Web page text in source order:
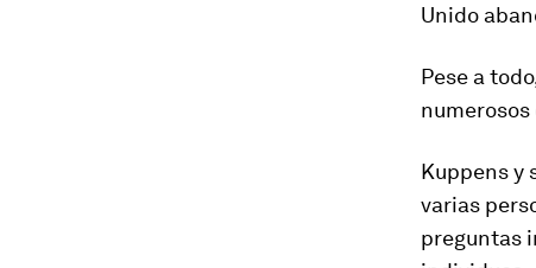
Unido
Pese a
Kuppens y
varias
preguntas